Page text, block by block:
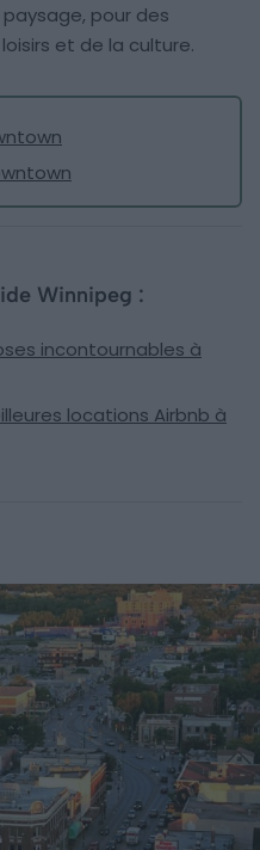
pour des
et de la culture.
Winnipeg :
incontournables à
locations Airbnb à